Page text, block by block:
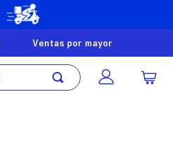
Ventas por mayor